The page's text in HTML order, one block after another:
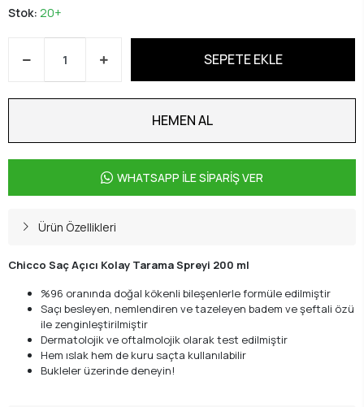
Stok: 20+
SEPETE EKLE
HEMEN AL
WHATSAPP İLE SİPARİŞ VER
Ürün Özellikleri
Chicco Saç Açıcı Kolay Tarama Spreyi 200 ml
%96 oranında doğal kökenli bileşenlerle formüle edilmiştir
Saçı besleyen, nemlendiren ve tazeleyen badem ve şeftali özü
ile zenginleştirilmiştir
Dermatolojik ve oftalmolojik olarak test edilmiştir
Hem ıslak hem de kuru saçta kullanılabilir
Bukleler üzerinde deneyin!